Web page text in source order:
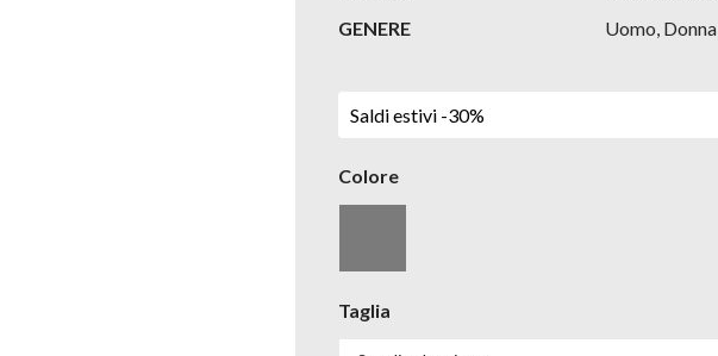
GENERE
Uomo, Donna
Saldi estivi -30%
Colore
Taglia